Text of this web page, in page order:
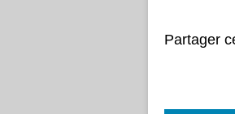
Partager